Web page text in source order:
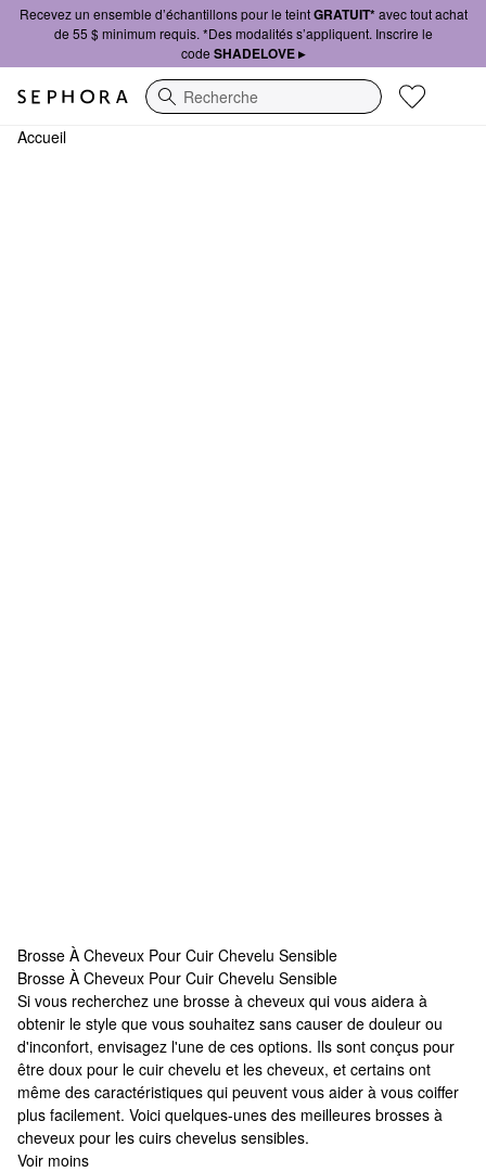
Recevez un ensemble d’échantillons pour le teintGRATUIT*avec tout achat
de 55 $ minimum requis. *Des modalités s’appliquent. Inscrire le
code SHADELOVE ▸
Recherche
Accueil
Brosse À Cheveux Pour Cuir Chevelu Sensible
Brosse À Cheveux Pour Cuir Chevelu Sensible
Brosse À Cheveux Pour Cuir Chevelu Sensible
Si vous recherchez une brosse à cheveux qui vous aidera à
obtenir le style que vous souhaitez sans causer de douleur ou
d'inconfort, envisagez l'une de ces options. Ils sont conçus pour
être doux pour le cuir chevelu et les cheveux, et certains ont
même des caractéristiques qui peuvent vous aider à vous coiffer
plus facilement. Voici quelques-unes des meilleures brosses à
cheveux pour les cuirs chevelus sensibles.
Voir moins